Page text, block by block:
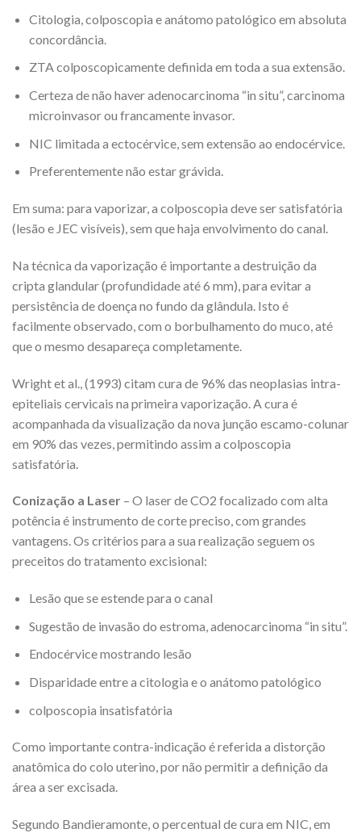
Citologia, colposcopia e anátomo patológico em absoluta
concordância.
ZTA colposcopicamente definida em toda a sua extensão.
Certeza de não haver adenocarcinoma “in situ”, carcinoma
microinvasor ou francamente invasor.
NIC limitada a ectocérvice, sem extensão ao endocérvice.
Preferentemente não estar grávida.
Em suma: para vaporizar, a colposcopia deve ser satisfatória
(lesão e JEC visíveis), sem que haja envolvimento do canal.
Na técnica da vaporização é importante a destruição da
cripta glandular (profundidade até 6 mm), para evitar a
persistência de doença no fundo da glândula. Isto é
facilmente observado, com o borbulhamento do muco, até
que o mesmo desapareça completamente.
Wright et al., (1993) citam cura de 96% das neoplasias intra-
epiteliais cervicais na primeira vaporização. A cura é
acompanhada da visualização da nova junção escamo-colunar
em 90% das vezes, permitindo assim a colposcopia
satisfatória.
Conização a Laser – O laser de CO2 focalizado com alta
potência é instrumento de corte preciso, com grandes
vantagens. Os critérios para a sua realização seguem os
preceitos do tratamento excisional:
Lesão que se estende para o canal
Sugestão de invasão do estroma, adenocarcinoma “in situ”.
Endocérvice mostrando lesão
Disparidade entre a citologia e o anátomo patológico
colposcopia insatisfatória
Como importante contra-indicação é referida a distorção
anatômica do colo uterino, por não permitir a definição da
área a ser excisada.
Segundo Bandieramonte, o percentual de cura em NIC, em